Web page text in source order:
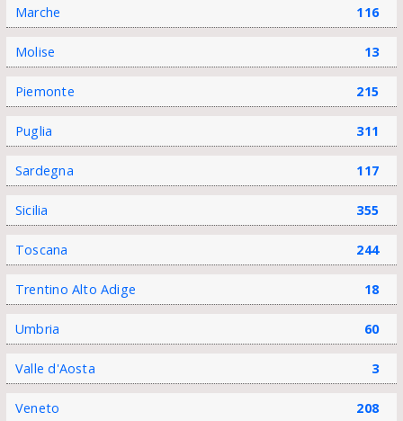
Marche 116
Molise 13
Piemonte 215
Puglia 311
Sardegna 117
Sicilia 355
Toscana 244
Trentino Alto Adige 18
Umbria 60
Valle d'Aosta 3
Veneto 208